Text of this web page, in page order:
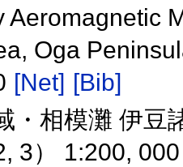
Aeromagnetic
Oga
[Net] [Bib]
・相模灘 伊豆
3） 1:200,